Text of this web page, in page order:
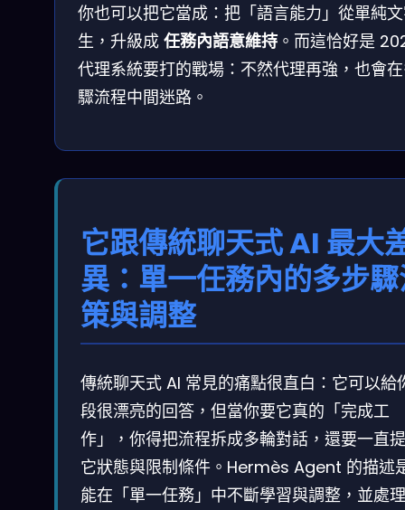
你也可以把它當成：把「語言能力」從單純
生，升級成 任務內語意維持 。而這恰好是
代理系統要打的戰場：不然代理再強，也會
驟流程中間迷路。
它跟傳統聊天式 AI 最大
異：單一任務內的多步
策與調整
傳統聊天式 AI 常見的痛點很直白：它可以給
段很漂亮的回答，但當你要它真的「完成工
作」，你得把流程拆成多輪對話，還要一直
它狀態與限制條件。Hermès Agent 的描述
能在「單一任務」中不斷學習與調整，並處